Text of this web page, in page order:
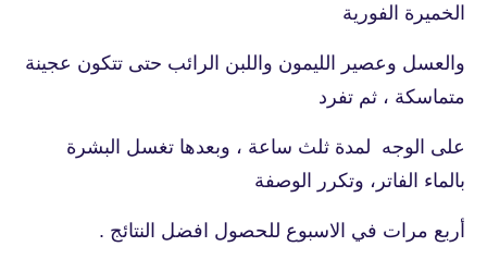
الخميرة الفورية
والعسل وعصير الليمون واللبن الرائب حتى تتكون عجينة
متماسكة ، ثم تفرد
على الوجه لمدة ثلث ساعة ، وبعدها تغسل البشرة
بالماء الفاتر، وتكرر الوصفة
أربع مرات في الاسبوع للحصول افضل النتائج .